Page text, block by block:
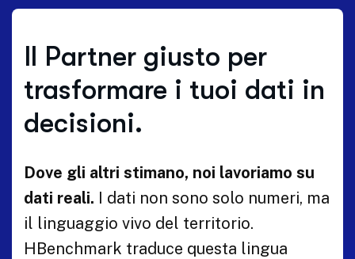
Il Partner giusto per
trasformare i tuoi dati in
decisioni.
Dove gli altri stimano, noi lavoriamo su
dati reali. I dati non sono solo numeri, ma
il linguaggio vivo del territorio.
HBenchmark traduce questa lingua